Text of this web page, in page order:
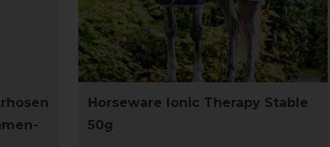
Horseware Ionic Therapy Stable
50g